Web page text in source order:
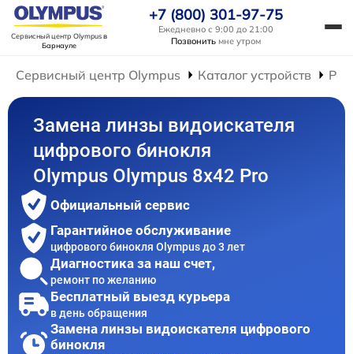
Сервисный центр Olympusв
Барнауле
+7 (800) 301-97-75
Ежедневно с 9:00 до 21:00
Позвонить мне утром
Сервисный центр Olympus Каталог устройств
Замена линзы видоискателя
цифрового бинокля
Olympus Olympus 8x42 Pro
Официальный сервис
Гарантийное обслуживание
цифрового бинокля Olympus до 3 лет
Диагностика за наш счет,
ремонт по желанию
Бесплатный выезд курьера
в день обращения
Замена линзы видоискателя цифрового
бинокля